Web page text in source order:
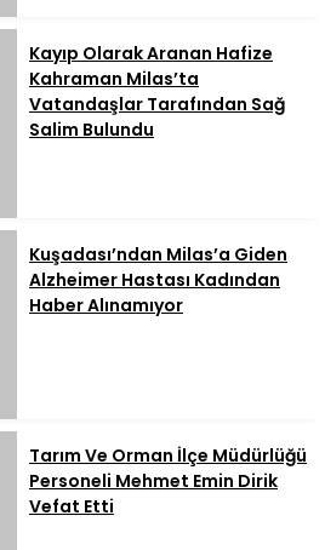
Kayıp Olarak Aranan Hafize
Kahraman Milas’ta
Vatandaşlar Tarafından Sağ
Salim Bulundu
Kuşadası’ndan Milas’a Giden
Alzheimer Hastası Kadından
Haber Alınamıyor
Tarım Ve Orman İlçe Müdürlüğü
Personeli Mehmet Emin Dirik
Vefat Etti